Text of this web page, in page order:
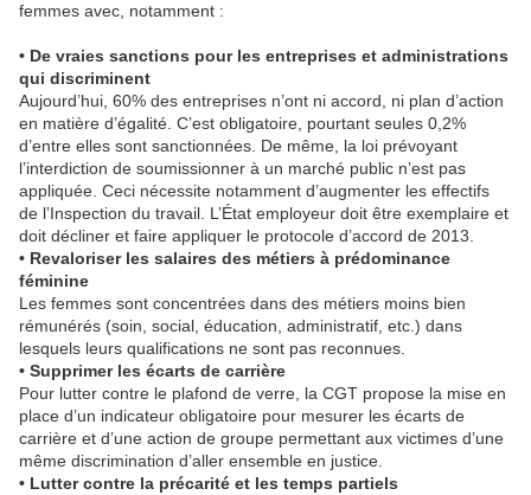
femmes avec, notamment :
• De vraies sanctions pour les entreprises et administrations
qui discriminent
Aujourd’hui, 60% des entreprises n’ont ni accord, ni plan d’action
en matière d’égalité. C’est obligatoire, pourtant seules 0,2%
d’entre elles sont sanctionnées. De même, la loi prévoyant
l’interdiction de soumissionner à un marché public n’est pas
appliquée. Ceci nécessite notamment d’augmenter les effectifs
de l’Inspection du travail. L’État employeur doit être exemplaire et
doit décliner et faire appliquer le protocole d’accord de 2013.
• Revaloriser les salaires des métiers à prédominance
féminine
Les femmes sont concentrées dans des métiers moins bien
rémunérés (soin, social, éducation, administratif, etc.) dans
lesquels leurs qualifications ne sont pas reconnues.
• Supprimer les écarts de carrière
Pour lutter contre le plafond de verre, la CGT propose la mise en
place d’un indicateur obligatoire pour mesurer les écarts de
carrière et d’une action de groupe permettant aux victimes d’une
même discrimination d’aller ensemble en justice.
• Lutter contre la précarité et les temps partiels